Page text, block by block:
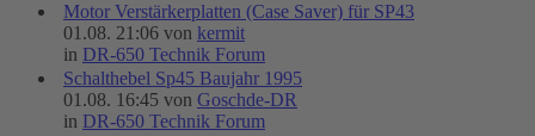
Motor Verstärkerplatten (Case Saver) für SP43
01.08. 21:06 von kermit
in DR-650 Technik Forum
Schalthebel Sp45 Baujahr 1995
01.08. 16:45 von Goschde-DR
in DR-650 Technik Forum